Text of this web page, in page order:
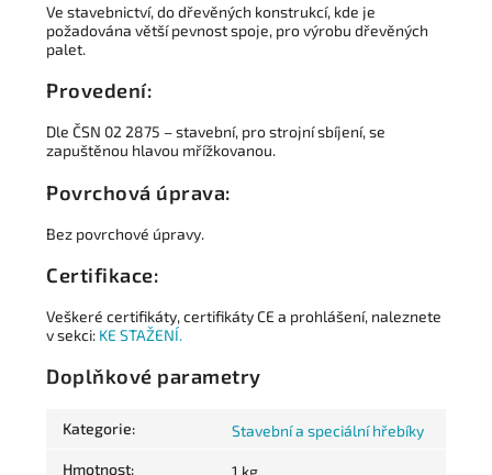
Ve stavebnictví, do dřevěných konstrukcí, kde je
požadována větší pevnost spoje, pro výrobu dřevěných
palet.
Provedení:
Dle ČSN 02 2875 – stavební, pro strojní sbíjení, se
zapuštěnou hlavou mřížkovanou.
Povrchová úprava:
Bez povrchové úpravy.
Certifikace:
Veškeré certifikáty, certifikáty CE a prohlášení, naleznete
v sekci: KE STAŽENÍ.
Doplňkové parametry
Kategorie: Stavební a speciální hřebíky
Hmotnost: